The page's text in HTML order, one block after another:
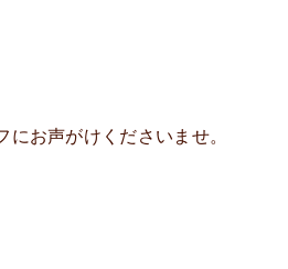
にお声がけくださいませ。